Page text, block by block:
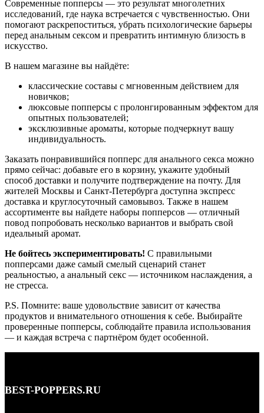
Современные попперсы — это результат многолетних
исследований, где наука встречается с чувственностью. Они
помогают раскрепоститься, убрать психологические барьеры
перед анальным сексом и превратить интимную близость в
искусство.
В нашем магазине вы найдёте:
классические составы с мгновенным действием для
новичков;
люксовые попперсы с пролонгированным эффектом для
опытных пользователей;
эксклюзивные ароматы, которые подчеркнут вашу
индивидуальность.
Заказать понравившийся попперс для анального секса можно
прямо сейчас: добавьте его в корзину, укажите удобный
способ доставки и получите подтверждение на почту. Для
жителей Москвы и Санкт-Петербурга доступна экспресс
доставка и круглосуточный самовывоз. Также в нашем
ассортименте вы найдете наборы попперсов — отличный
повод попробовать несколько вариантов и выбрать свой
идеальный аромат.
Не бойтесь экспериментировать! С правильными
попперсами даже самый смелый сценарий станет
реальностью, а анальный секс — источником наслаждения, а
не стресса.
P.S. Помните: ваше удовольствие зависит от качества
продуктов и внимательного отношения к себе. Выбирайте
проверенные попперсы, соблюдайте правила использования
— и каждая встреча с партнёром будет особенной.
BEST-POPPERS.RU